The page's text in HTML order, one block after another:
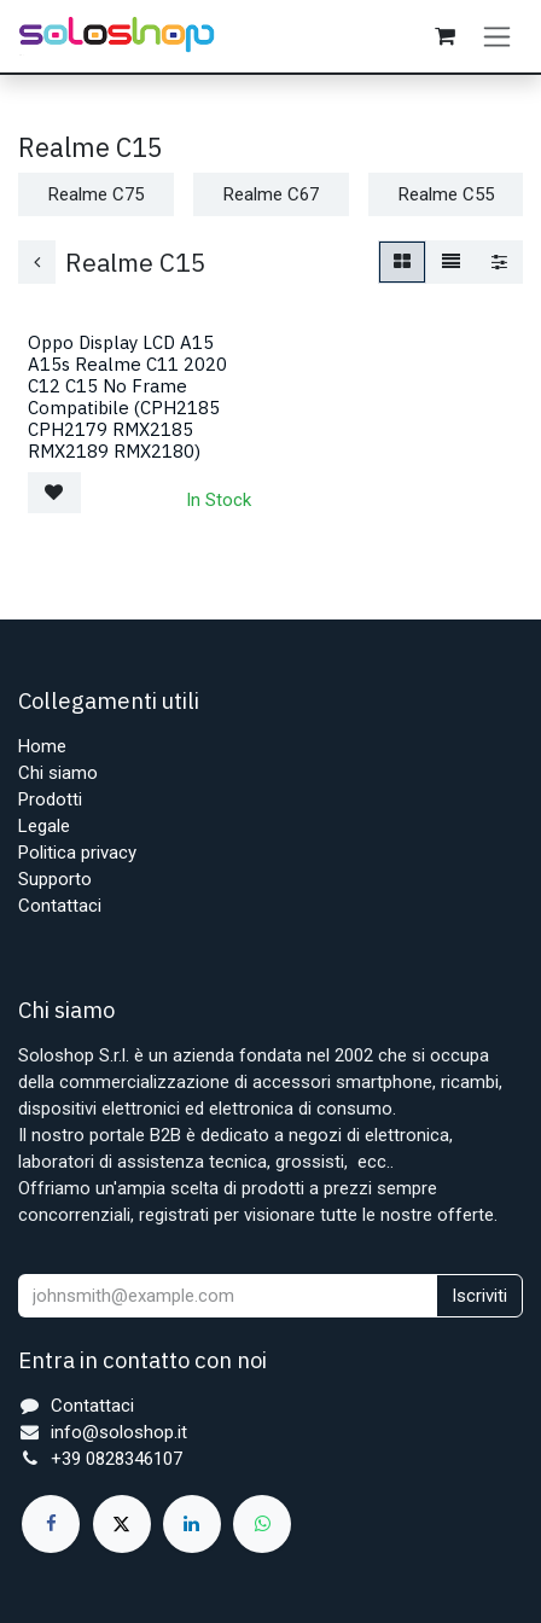
Passa al contenuto
Realme C15
Realme C75 Realme C67 Realme C55
Realme C15
Oppo Display LCD A15
A15s Realme C11 2020
C12 C15 No Frame
Compatibile (CPH2185
CPH2179 RMX2185
RMX2189 RMX2180)
In Stock
Collegamenti utili
Home
Chi siamo
Prodotti
Legale
Politica privacy
Supporto
Contattaci
Chi siamo
Soloshop S.r.l. è un azienda fondata nel 2002 che si occupa
della commercializzazione di accessori smartphone, ricambi,
dispositivi elettronici ed elettronica di consumo.
Il nostro portale B2B è dedicato a negozi di elettronica,
laboratori di assistenza tecnica, grossisti, ecc..
Offriamo un'ampia scelta di prodotti a prezzi sempre
concorrenziali, registrati per visionare tutte le nostre offerte.
Iscriviti
Entra in contatto con noi
Contattaci
info@soloshop.it
+39 0828346107